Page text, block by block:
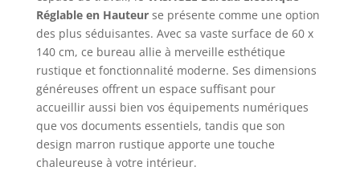
les petits objets. Des
panneaux perforés
permettent de
dissimuler les câbles,
et 2 prises ainsi que 2
ports USB-A (5V/2A)
sont disponibles pour
le chargement Moteur
de haute qualité : Le
moteur assure un
Réglable en Hauteurse présente comme une option
des plus séduisantes. Avec sa vaste surface de 60 x
140 cm, ce bureau allie à merveille esthétique
rustique et fonctionnalité moderne. Ses dimensions
généreuses offrent un espace suffisant pour
accueillir aussi bien vos équipements numériques
que vos documents essentiels, tandis que son
design marron rustique apporte une touche
chaleureuse à votre intérieur.